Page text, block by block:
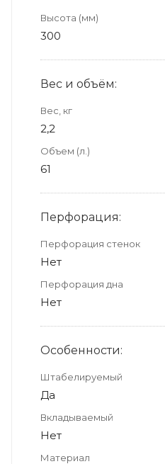
Высота (мм)
300
Вес и объём:
Вес, кг
2,2
Объем (л.)
61
Перфорация:
Перфорация стенок
Нет
Перфорация дна
Нет
Особенности:
Штабелируемый
Да
Вкладываемый
Нет
Материал